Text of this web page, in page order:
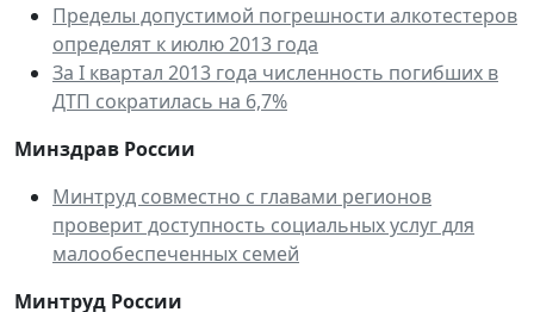
Пределы допустимой погрешности алкотестеров
определят к июлю 2013 года
За I квартал 2013 года численность погибших в
ДТП сократилась на 6,7%
Минздрав России
Минтруд совместно с главами регионов
проверит доступность социальных услуг для
малообеспеченных семей
Минтруд России